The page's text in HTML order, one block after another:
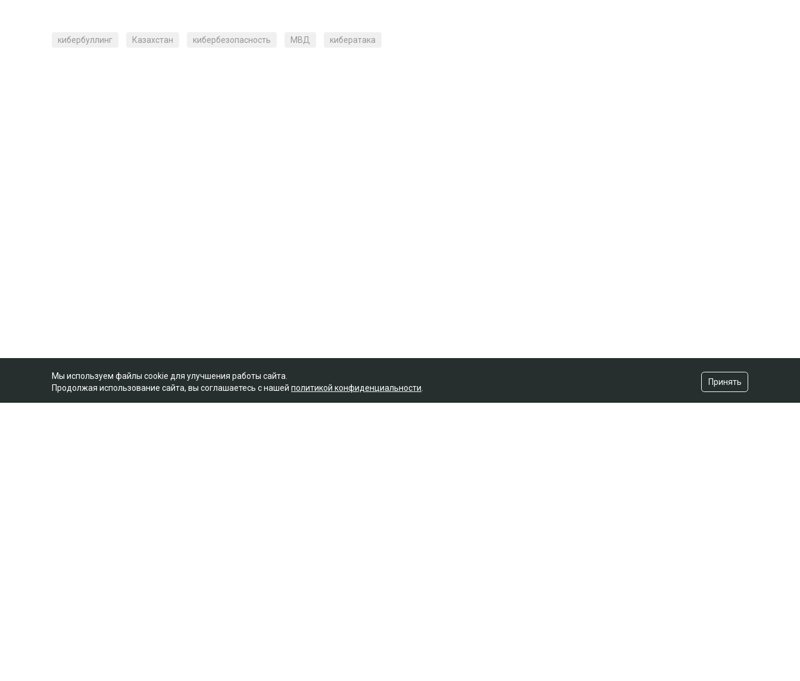
кибербуллинг Казахстан кибербезопасность МВД кибератака
Мы используем файлы cookie для улучшения работы сайта.
Продолжая использование сайта, вы соглашаетесь с нашей политикой конфиденциальности
Принять